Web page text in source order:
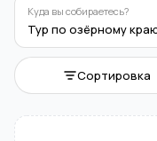
Куда вы собираетесь?
Тур по озёрному
Сортировка